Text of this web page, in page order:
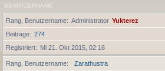
BENUTZERNAME
Rang, Benutzername Administrator Yukterez
Beiträge
274
Registriert
Mi 21. Okt 2015, 02:16
Rang, Benutzername
Zarathustra